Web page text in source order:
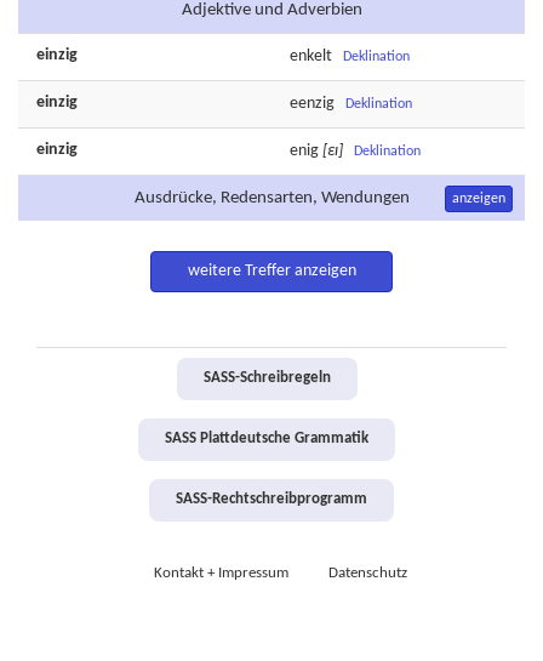
Adjektive und Adverbien
einzig enkelt Deklination
einzig eenzig Deklination
einzig enig [εɪ] Deklination
Ausdrücke, Redensarten, Wendungen anzeigen
weitere Treffer anzeigen
SASS-Schreibregeln
SASS Plattdeutsche Grammatik
SASS-Rechtschreibprogramm
Kontakt + Impressum Datenschutz